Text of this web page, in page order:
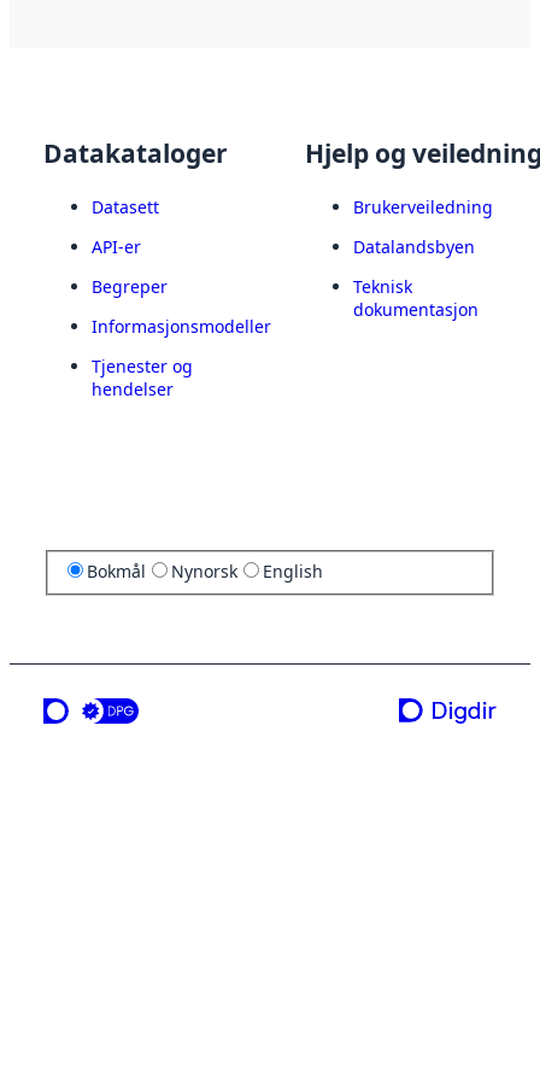
Datakataloger
Datasett
API-er
Begreper
Informasjonsmodeller
Tjenester og
hendelser
Hjelp og
Brukerveiledning
Datalandsbyen
Teknisk
dokumentasjon
Bokmål Nynorsk English